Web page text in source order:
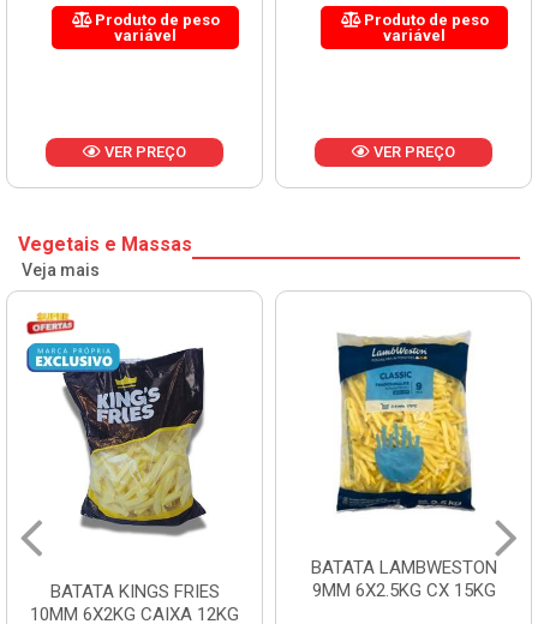
Produto de peso
variável
VER PREÇO
Produto de peso
variável
VER PREÇO
Vegetais e Massas
Veja mais
9MM 6X2.5KG CX 15KG
BATATA LAMBWESTON
7MM 8X2,25KG CX 18KG